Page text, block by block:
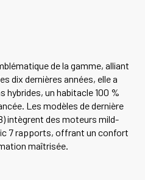
de la gamme, alliant
dix dernières années, elle a
un habitacle 100 %
Les modèles de dernière
intègrent des moteurs mild-
7 rapports, offrant un confort
maîtrisée.